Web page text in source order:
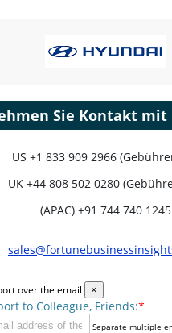
Sie Kontakt mit
US +1 833 909 2966
UK +44 808 502 0280
(APAC) +91 744 740 1245
over the email ×
to Colleague, Friends:*
Separate multiple